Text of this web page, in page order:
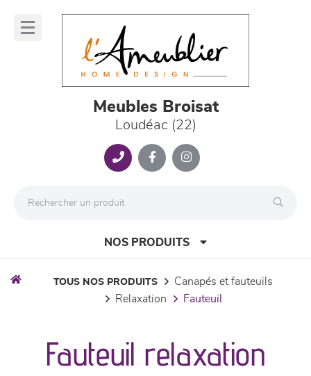
Meubles Broisat
Loudéac (22)
NOS PRODUITS
séjours
TOUS NOS PRODUITS
canapés et fauteuils
relaxation
fauteuil
Fauteuil relaxation